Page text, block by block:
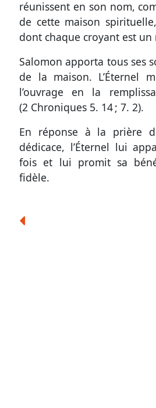
réunissent en son nom,
de cette maison
dont chaque croyant est un
Salomon apporta tous ses
de la maison. L’Éternel
l’ouvrage en la
(2 Chroniques 5. 14;7. 2).
En réponse à la prière
dédicace, l’Éternel lui
fois et lui promit sa
fidèle.